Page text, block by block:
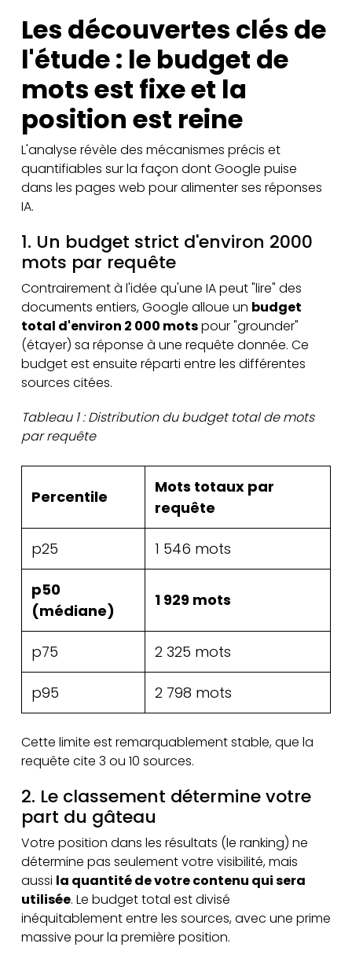
Les découvertes clés de
l'étude : le budget de
mots est fixe et la
position est reine
L'analyse révèle des mécanismes précis et
quantifiables sur la façon dont Google puise
dans les pages web pour alimenter ses réponses
IA.
1. Un budget strict d'environ 2000
mots par requête
Contrairement à l'idée qu'une IA peut "lire" des
documents entiers, Google alloue un budget
total d'environ 2 000 motspour "grounder"
(étayer) sa réponse à une requête donnée. Ce
budget est ensuite réparti entre les différentes
sources citées.
Tableau 1 : Distribution du budget total de mots
par requête
Percentile
Mots totaux par
requête
p25 1 546 mots
p50
(médiane)
1 929 mots
p75 2 325 mots
p95 2 798 mots
Cette limite est remarquablement stable, que la
requête cite 3 ou 10 sources.
2. Le classement détermine votre
part du gâteau
Votre position dans les résultats (le ranking) ne
détermine pas seulement votre visibilité, mais
aussi la quantité de votre contenu qui sera
utilisée. Le budget total est divisé
inéquitablement entre les sources, avec une prime
massive pour la première position.